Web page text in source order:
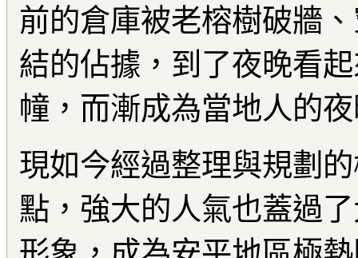
前的倉庫被老榕樹破牆
結的佔據，到了夜晚看
幢，而漸成為當地人的
現如今經過整理與規劃
點，強大的人氣也蓋過